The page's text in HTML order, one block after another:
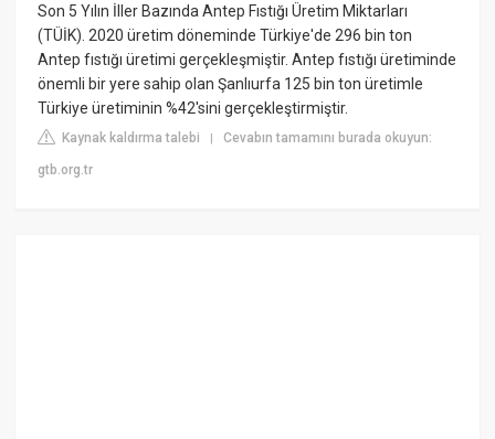
Son 5 Yılın İller Bazında Antep Fıstığı Üretim Miktarları
(TÜİK). 2020 üretim döneminde Türkiye'de 296 bin ton
Antep fıstığı üretimi gerçekleşmiştir. Antep fıstığı üretiminde
önemli bir yere sahip olan Şanlıurfa 125 bin ton üretimle
Türkiye üretiminin %42'sini gerçekleştirmiştir.
Kaynak kaldırma talebi |Cevabın tamamını burada okuyun:
gtb.org.tr